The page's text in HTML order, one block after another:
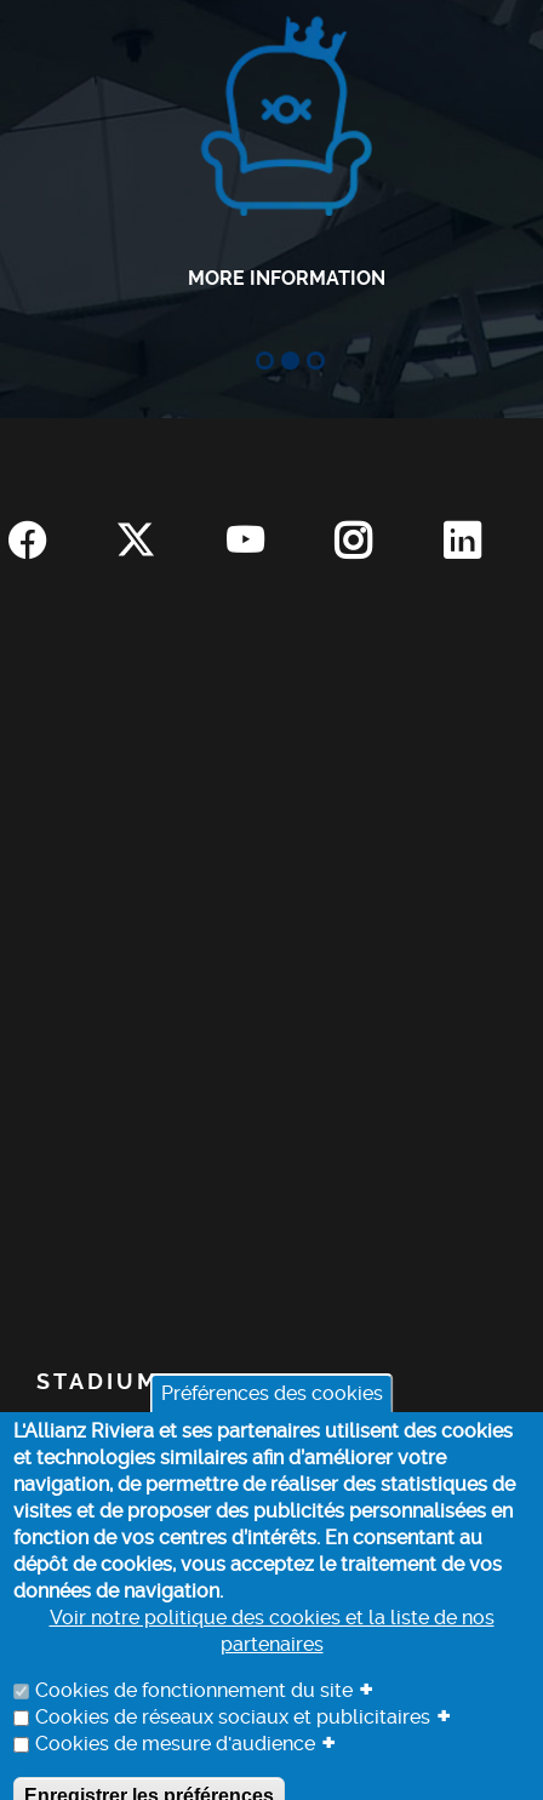
Préférences des cookies
L'Allianz Riviera et ses partenaires utilisent des cookies
et technologies similaires afin d’améliorer votre
navigation, de permettre de réaliser des statistiques de
visites et de proposer des publicités personnalisées en
fonction de vos centres d’intérêts. En consentant au
dépôt de cookies, vous acceptez le traitement de vos
données de navigation.
Voir notre politique des cookies et la liste de nos
partenaires
Cookies de fonctionnement du site +
Cookies de réseaux sociaux et publicitaires +
Cookies de mesure d'audience +
Enregistrer les préférences
MORE INFORMATION
STADIUM
TICKETS
TOP STORIES
PRACTICAL INFO
DATA PROCESSING INFORMATION